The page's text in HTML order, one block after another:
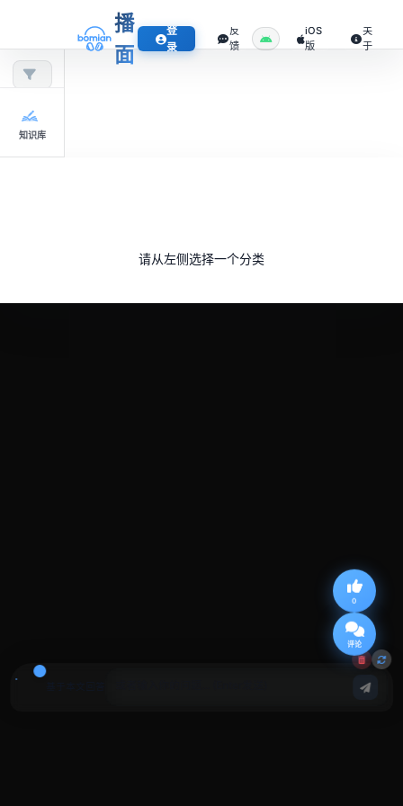
播
面
登
录
反
馈
iOS
版
关
于
0
评论
知识库
请从左侧选择一个分类